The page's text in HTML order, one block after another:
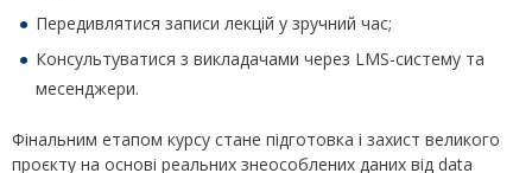
Передивлятися записи лекцій у зручний час;
Консультуватися з викладачами через LMS-систему та
месенджери.
Фінальним етапом курсу стане підготовка і захист великого
проєкту на основі реальних знеособлених даних від data